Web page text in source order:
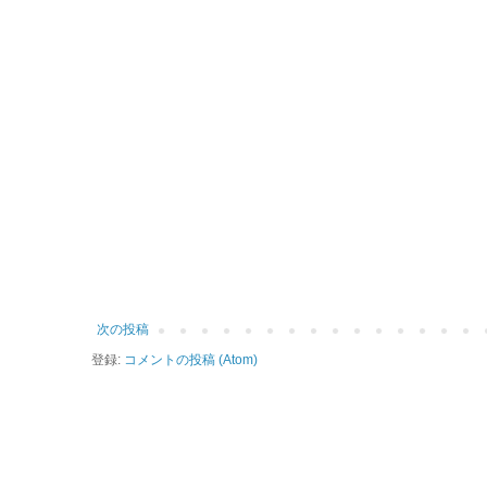
次の投稿
登録: コメントの投稿 (Atom)